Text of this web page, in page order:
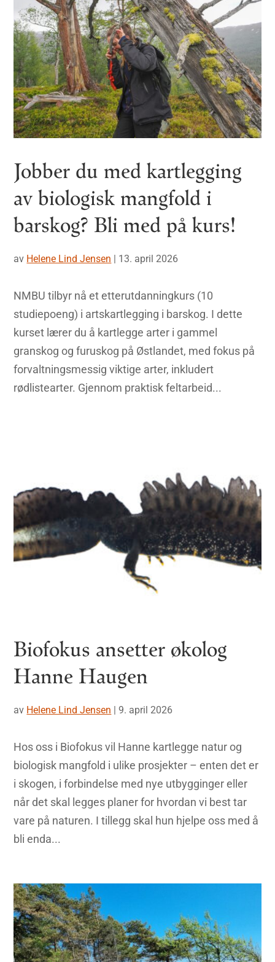
Jobber du med kartlegging
av biologisk mangfold i
barskog? Bli med på kurs!
av Helene Lind Jensen | 13. april 2026
NMBU tilbyr nå et etterutdanningkurs (10
studiepoeng) i artskartlegging i barskog. I dette
kurset lærer du å kartlegge arter i gammel
granskog og furuskog på Østlandet, med fokus på
forvaltningsmessig viktige arter, inkludert
rødlistearter. Gjennom praktisk feltarbeid...
Biofokus ansetter økolog
Hanne Haugen
av Helene Lind Jensen |9. april 2026
Hos oss i Biofokus vil Hanne kartlegge natur og
biologisk mangfold i ulike prosjekter – enten det er
i skogen, i forbindelse med nye utbygginger eller
når det skal legges planer for hvordan vi best tar
vare på naturen. I tillegg skal hun hjelpe oss med å
bli enda...